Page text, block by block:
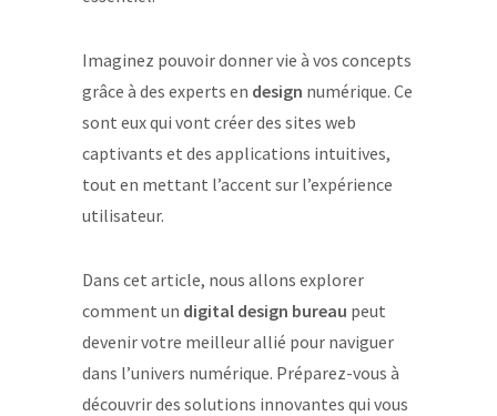
Imaginez pouvoir donner vie à vos concepts
grâce à des experts en design numérique. Ce
sont eux qui vont créer des sites web
captivants et des applications intuitives,
tout en mettant l’accent sur l’expérience
utilisateur.
Dans cet article, nous allons explorer
comment un digital design bureau peut
devenir votre meilleur allié pour naviguer
dans l’univers numérique. Préparez-vous à
découvrir des solutions innovantes qui vous